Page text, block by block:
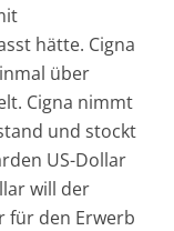
hätte. Cigna
über
Cigna nimmt
und stockt
US-Dollar
will der
für den Erwerb